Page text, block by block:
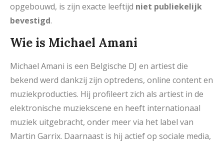
opgebouwd, is zijn exacte leeftijd niet publiekelijk
bevestigd.
Wie is Michael Amani
Michael Amani is een Belgische DJ en artiest die
bekend werd dankzij zijn optredens, online content en
muziekproducties. Hij profileert zich als artiest in de
elektronische muziekscene en heeft internationaal
muziek uitgebracht, onder meer via het label van
Martin Garrix. Daarnaast is hij actief op sociale media,